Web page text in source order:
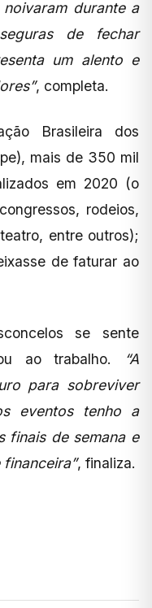
durante a
de fechar
um alento e
, completa.
Brasileira dos
mais de 350 mil
em 2020 (o
rodeios,
entre outros);
de faturar ao
se sente
ao trabalho.
“A
para sobreviver
eventos tenho a
finais de semana e
, finaliza.